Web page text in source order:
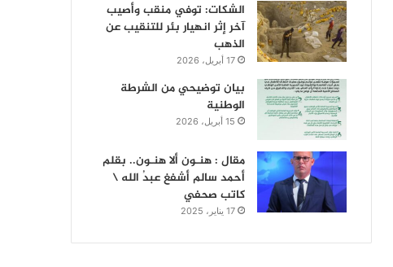
الشكات: توفي منقب وأصيب
آخر إثر انهيار بئر للتنقيب عن
الذهب
17 أبريل، 2026
بيان توضيحي من الشرطة
الوطنية
15 أبريل، 2026
مقال : هنـون ألا هنـون.. بقلم
أحمد سالم أشفغ عبدُ الله \
كاتب صحفي
17 يناير، 2025